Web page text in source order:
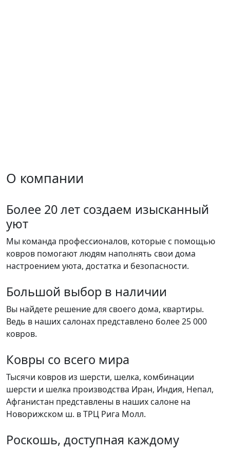
О компании
Более 20 лет создаем изысканный
уют
Мы команда профессионалов, которые с помощью
ковров помогают людям наполнять свои дома
настроением уюта, достатка и безопасности.
Большой выбор в наличии
Вы найдете решение для своего дома, квартиры.
Ведь в наших салонах представлено более 25 000
ковров.
Ковры со всего мира
Тысячи ковров из шерсти, шелка, комбинации
шерсти и шелка производства Иран, Индия, Непал,
Афганистан представлены в наших салоне на
Новорижском ш. в ТРЦ Рига Молл.
Роскошь, доступная каждому